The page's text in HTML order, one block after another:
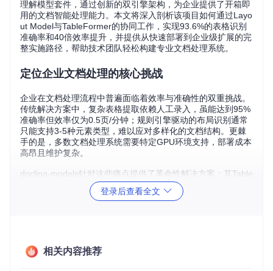
理解模型套件，通过创新的双引擎架构，为企业提供了开箱即
用的文档智能处理能力。本文将深入剖析该项目如何通过Layo
ut Model与TableFormer的协同工作，实现93.6%的表格识别
准确率和40倍效率提升，并提供从快速部署到企业级扩展的完
整实施路径，帮助技术团队轻松构建专业文档处理系统。
定位企业文档处理的核心挑战
企业在文档处理流程中普遍面临着效率与准确性的双重挑战。
传统解决方案中，复杂表格提取依赖人工录入，虽能达到95%
准确率但效率仅为0.5页/分钟；规则引擎驱动的布局识别通常
只能支持3-5种元素类型，难以应对多样化的文档结构。更棘
手的是，多数文档处理系统需要特定GPU环境支持，部署成本
高昂且维护复杂。
docling-models针对这些痛点提供了革命性解决方案：其Table
Former模型将表格提取效率提升40倍的同时保持93.6%的准
确率；RT-DETR架构的Layout Model支持12种布局元素识
登录后查看全文
相关内容推荐